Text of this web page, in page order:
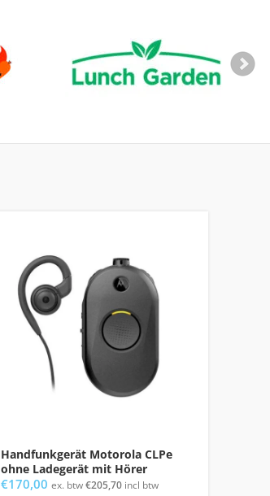
Handfunkgerät Motorola CLPe
ohne Ladegerät mit Hörer
€170,00 ex. btw€205,70incl btw